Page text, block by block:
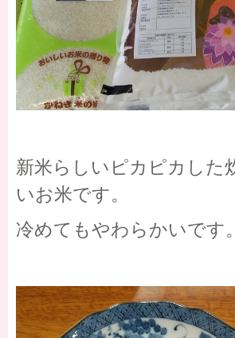
新米らしいピカピカした
いお米です。
冷めてもやわらかいです。